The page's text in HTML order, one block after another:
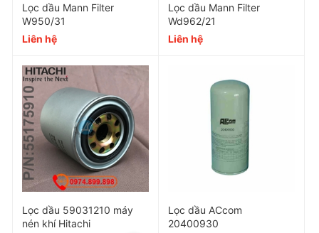
Kích thước
Cấp độ lọc
Độ chênh áp
Chất liệu
Lọc dầu Mann Filter
W950/31
Liên hệ
Lọc dầu Mann Filter
Wd962/21
Liên hệ
Lọc dầu 59031210 máy
nén khí Hitachi
Lọc dầu ACcom
20400930